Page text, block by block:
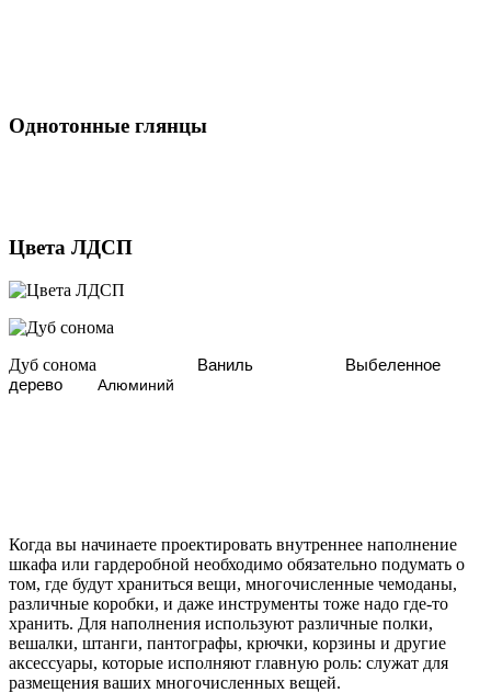
Однотонные глянцы
Цвета ЛДСП
Дуб сонома Ваниль Выбеленное
дерево Алюминий
Когда вы начинаете проектировать внутреннее наполнение
шкафа или гардеробной необходимо обязательно подумать о
том, где будут храниться вещи, многочисленные чемоданы,
различные коробки, и даже инструменты тоже надо где-то
хранить. Для наполнения используют различные полки,
вешалки, штанги, пантографы, крючки, корзины и другие
аксессуары, которые исполняют главную роль: служат для
размещения ваших многочисленных вещей.